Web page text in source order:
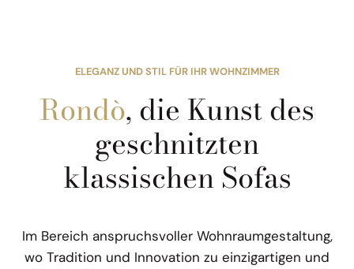
ELEGANZ UND STIL FÜR IHR WOHNZIMMER
Rondò, die Kunst des
geschnitzten
klassischen Sofas
Im Bereich anspruchsvoller Wohnraumgestaltung,
wo Tradition und Innovation zu einzigartigen und